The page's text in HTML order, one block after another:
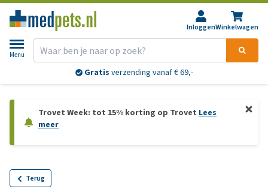
InloggenWinkelwagen
Menu
Gratis verzending vanaf € 69,-
Trovet Week: tot 15% korting op Trovet Lees
meer
Terug